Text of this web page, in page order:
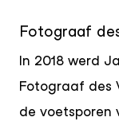
Fotograaf
In 2018 werd
Fotograaf des
de voetsporen